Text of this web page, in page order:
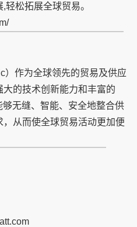
轻松拓展全球贸易。
）作为全球领先的贸易及供应
的技术创新能力和丰富的
无缝、智能、安全地整合供
从而使全球贸易活动更加便